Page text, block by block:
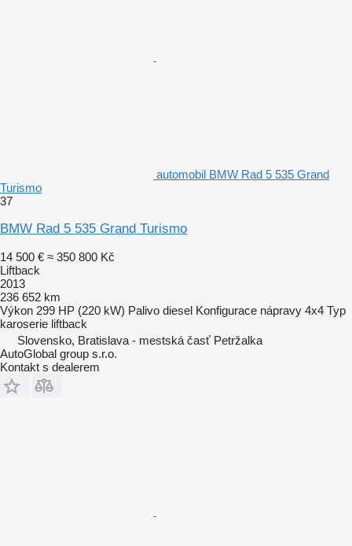
automobil BMW Rad 5 535 Grand
Turismo
37
BMW Rad 5 535 Grand Turismo
14 500 € ≈ 350 800 Kč
Liftback
2013
236 652 km
Výkon 299 HP (220 kW) Palivo diesel Konfigurace nápravy 4x4 Typ
karoserie liftback
Slovensko, Bratislava - mestská časť Petržalka
AutoGlobal group s.r.o.
Kontakt s dealerem